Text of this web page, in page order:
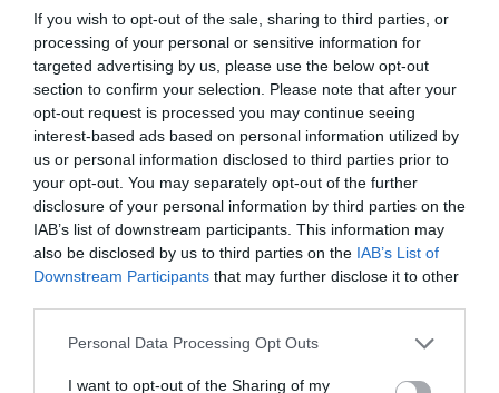
If you wish to opt-out of the sale, sharing to third parties, or
processing of your personal or sensitive information for
targeted advertising by us, please use the below opt-out
section to confirm your selection. Please note that after your
opt-out request is processed you may continue seeing
interest-based ads based on personal information utilized by
us or personal information disclosed to third parties prior to
your opt-out. You may separately opt-out of the further
disclosure of your personal information by third parties on the
IAB’s list of downstream participants. This information may
also be disclosed by us to third parties on the IAB’s List of
Downstream Participants that may further disclose it to other
Please note that this website/app uses one or more Google
not limited to your visit or usage behaviour. You may click to
Personal Data Processing Opt Outs
I want to opt-out of the Sharing of my
29.05.2025 | 15:42
ΗΠΑ: Συνελήφθη παράνομος μετανάστης
που έστειλε επιστολή στην κυβέρνηση ότι
θα δολοφονήσει τον Ν.Τραμπ